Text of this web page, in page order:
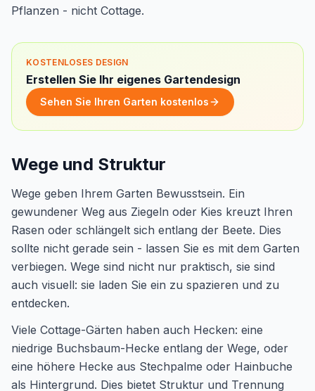
Pflanzen - nicht Cottage.
KOSTENLOSES DESIGN
Erstellen Sie Ihr eigenes Gartendesign
Sehen Sie Ihren Garten kostenlos
Wege und Struktur
Wege geben Ihrem Garten Bewusstsein. Ein
gewundener Weg aus Ziegeln oder Kies kreuzt Ihren
Rasen oder schlängelt sich entlang der Beete. Dies
sollte nicht gerade sein - lassen Sie es mit dem Garten
verbiegen. Wege sind nicht nur praktisch, sie sind
auch visuell: sie laden Sie ein zu spazieren und zu
entdecken.
Viele Cottage-Gärten haben auch Hecken: eine
niedrige Buchsbaum-Hecke entlang der Wege, oder
eine höhere Hecke aus Stechpalme oder Hainbuche
als Hintergrund. Dies bietet Struktur und Trennung